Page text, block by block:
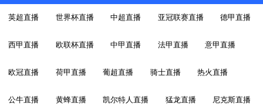
英超直播 世界杯直播 中超直播 亚冠联赛直播 德甲直播
西甲直播 欧联杯直播 中甲直播 法甲直播 意甲直播
欧冠直播 荷甲直播 葡超直播 骑士直播 热火直播
公牛直播 黄蜂直播 凯尔特人直播 猛龙直播 尼克斯直播